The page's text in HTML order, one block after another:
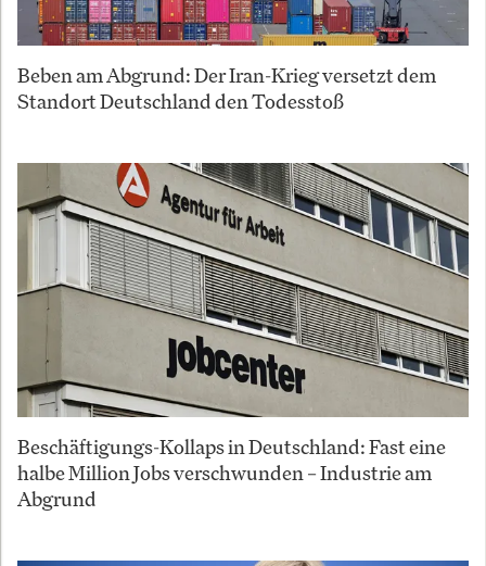
Beben am Abgrund: Der Iran-Krieg versetzt dem
Standort Deutschland den Todesstoß
Beschäftigungs-Kollaps in Deutschland: Fast eine
halbe Million Jobs verschwunden – Industrie am
Abgrund